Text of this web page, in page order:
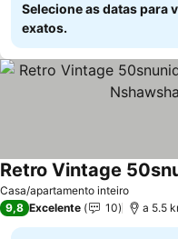
Selecione as datas para
exatos.
Casa/apartamento inteiro
Ver preços
9,8 Excelente 10 a 5.5